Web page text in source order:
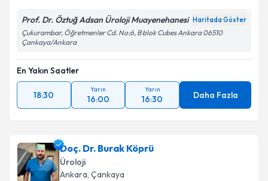
Prof. Dr. Öztuğ Adsan Üroloji Muayenehanesi Haritada Göster
Çukurambar, Öğretmenler Cd. No:6, B blok Cubes Ankara 06510
Çankaya/Ankara
En Yakın Saatler
18:30
Yarın
16:00
Yarın
16:30 Daha Fazla
Doç. Dr. Burak Köprü
Üroloji
Ankara, Çankaya